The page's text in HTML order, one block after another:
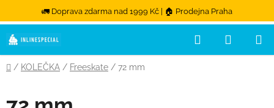
🚛 Doprava zdarma nad 1999 Kč | 🏠 Prodejna Praha
Přejít na obsah
Hledat
Domů
/ KOLEČKA / Freeskate / 72 mm